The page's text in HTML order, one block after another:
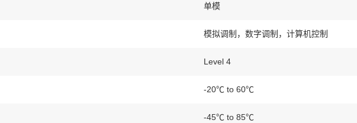
单模
模拟调制，数字调制，计算机控制
Level 4
-20℃ to 60℃
-45℃ to 85℃